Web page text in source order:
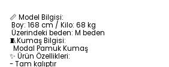
📏 Model Bilgisi:
Boy: 168 cm / Kilo: 68 kg
Üzerindeki beden: M beden
🧵Kumaş Bilgisi:
Modal PamukKumaş
✨ Ürün Özellikleri:
- Tam kalıptır